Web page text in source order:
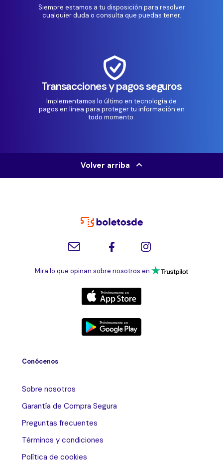
Siempre estamos a tu disposición para resolver
cualquier duda o consulta que puedas tener.
Transacciones y pagos seguros
Implementamos lo último en tecnología de
pagos en línea para proteger tu información en
todo momento.
Volver arriba
Mira lo que opinan sobre nosotros en
Conócenos
Sobre nosotros
Garantía de Compra Segura
Preguntas frecuentes
Términos y condiciones
Política de cookies